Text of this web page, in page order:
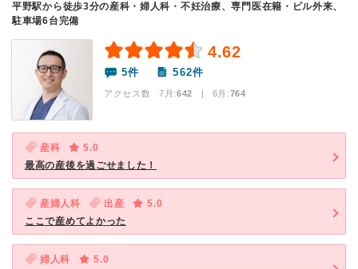
平野駅から徒歩3分の産科・婦人科・不妊治療、専門医在籍・ピル外来、
駐車場6台完備
4.62
5件 562件
アクセス数 7月:642 | 6月:764
産科
5.0
最高の産後を過ごせました！
産婦人科 出産
5.0
ここで産めてよかった
婦人科
5.0